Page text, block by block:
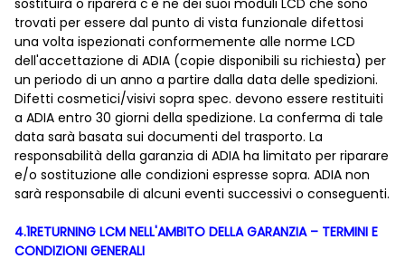
trovati per essere dal punto di vista funzionale difettosi
una volta ispezionati conformemente alle norme LCD
dell'accettazione di ADIA (copie disponibili su richiesta) per
un periodo di un anno a partire dalla data delle spedizioni.
Difetti cosmetici/visivi sopra spec. devono essere restituiti
a ADIA entro 30 giorni della spedizione. La conferma di tale
data sarà basata sui documenti del trasporto. La
responsabilità della garanzia di ADIA ha limitato per riparare
e/o sostituzione alle condizioni espresse sopra. ADIA non
sarà responsabile di alcuni eventi successivi o conseguenti.
4.1RETURNING LCM NELL'AMBITO DELLA GARANZIA – TERMINI E
CONDIZIONI GENERALI